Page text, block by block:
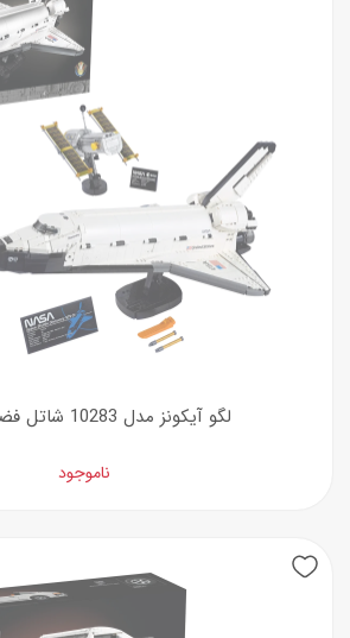
لگو آیکونز مدل 10283 شاتل فضایی ناسا
ناموجود